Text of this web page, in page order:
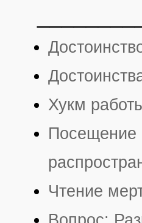
Хукм
Посещение
Чтение